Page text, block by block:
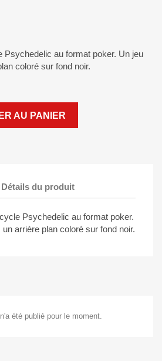
Psychedelic au format poker. Un jeu
coloré sur fond noir.
AU PANIER
Détails du produit
Psychedelic au format poker.
arrière plan coloré sur fond noir.
été publié pour le moment.